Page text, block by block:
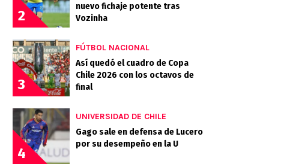
2
nuevo fichaje potente tras
Vozinha
3
FÚTBOL NACIONAL
Así quedó el cuadro de Copa
Chile 2026 con los octavos de
final
4
UNIVERSIDAD DE CHILE
Gago sale en defensa de Lucero
por su desempeño en la U